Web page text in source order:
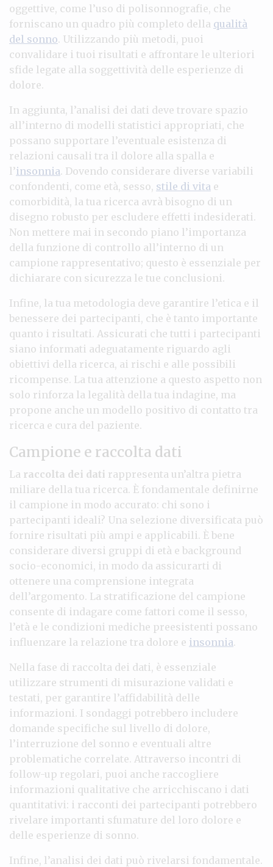
oggettive, come l’uso di polisonnografie, che
forniscano un quadro più completo della qualità
del sonno. Utilizzando più metodi, puoi
convalidare i tuoi risultati e affrontare le ulteriori
sfide legate alla soggettività delle esperienze di
dolore.
In aggiunta, l’analisi dei dati deve trovare spazio
all’interno di modelli statistici appropriati, che
possano supportare l’eventuale esistenza di
relazioni causali tra il dolore alla spalla e
l’insonnia. Dovendo considerare diverse variabili
confondenti, come età, sesso, stile di vita e
comorbidità, la tua ricerca avrà bisogno di un
disegno robusto per escludere effetti indesiderati.
Non mettere mai in secondo piano l’importanza
della funzione di controllo all’interno di un
campione rappresentativo; questo è essenziale per
dichiarare con sicurezza le tue conclusioni.
Infine, la tua metodologia deve garantire l’etica e il
benessere dei partecipanti, che è tanto importante
quanto i risultati. Assicurati che tutti i partecipanti
siano informati adeguatamente riguardo agli
obiettivi della ricerca, ai rischi e alle possibili
ricompense. La tua attenzione a questo aspetto non
solo rinforza la legalità della tua indagine, ma
propone anche un modello positivo di contatto tra
ricerca e cura del paziente.
Campione e raccolta dati
La raccolta dei dati rappresenta un’altra pietra
miliare della tua ricerca. È fondamentale definirne
il campione in modo accurato: chi sono i
partecipanti ideali? Una selezione diversificata può
fornire risultati più ampi e applicabili. È bene
considerare diversi gruppi di età e background
socio-economici, in modo da assicurarti di
ottenere una comprensione integrata
dell’argomento. La stratificazione del campione
consente di indagare come fattori come il sesso,
l’età e le condizioni mediche preesistenti possano
influenzare la relazione tra dolore e insonnia.
Nella fase di raccolta dei dati, è essenziale
utilizzare strumenti di misurazione validati e
testati, per garantire l’affidabilità delle
informazioni. I sondaggi potrebbero includere
domande specifiche sul livello di dolore,
l’interruzione del sonno e eventuali altre
problematiche correlate. Attraverso incontri di
follow-up regolari, puoi anche raccogliere
informazioni qualitative che arricchiscano i dati
quantitativi: i racconti dei partecipanti potrebbero
rivelare importanti sfumature del loro dolore e
delle esperienze di sonno.
Infine, l’analisi dei dati può rivelarsi fondamentale.